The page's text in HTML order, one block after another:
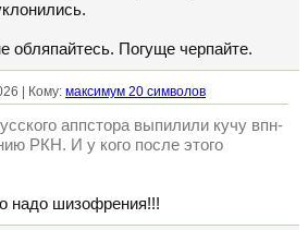
обляпайтесь. Погуще черпайте.
| Кому: максимум 20 символов
аппстора выпилили кучу впн-
РКН. И у кого после этого
надо шизофрения!!!